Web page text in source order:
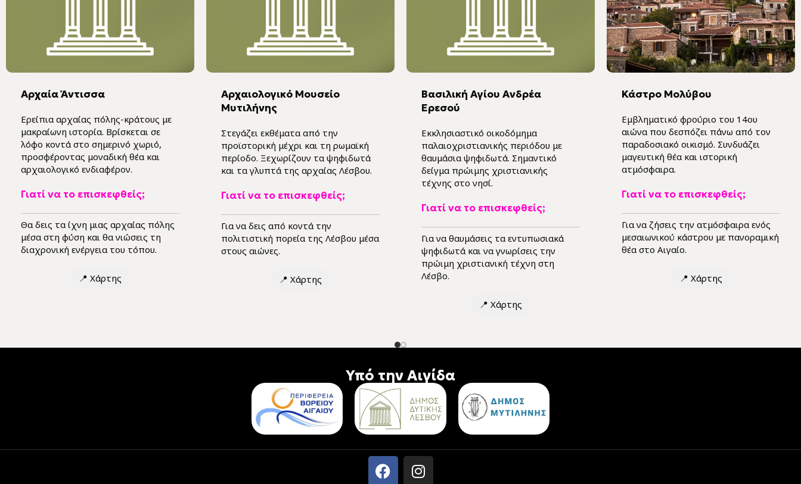
Αρχαία Άντισσα
Ερείπια αρχαίας πόλης-κράτους με
μακραίωνη ιστορία. Βρίσκεται σε
λόφο κοντά στο σημερινό χωριό,
προσφέροντας μοναδική θέα και
αρχαιολογικό ενδιαφέρον.
Γιατί να το επισκεφθείς;
Θα δεις τα ίχνη μιας αρχαίας πόλης
μέσα στη φύση και θα νιώσεις τη
διαχρονική ενέργεια του τόπου.
📍 Χάρτης
Αρχαιολογικό Μουσείο
Μυτιλήνης
Στεγάζει εκθέματα από την
προϊστορική μέχρι και τη ρωμαϊκή
περίοδο. Ξεχωρίζουν τα ψηφιδωτά
και τα γλυπτά της αρχαίας Λέσβου.
Γιατί να το επισκεφθείς;
Για να δεις από κοντά την
πολιτιστική πορεία της Λέσβου μέσα
στους αιώνες.
📍 Χάρτης
Βασιλική Αγίου Ανδρέα
Ερεσού
Εκκλησιαστικό οικοδόμημα
παλαιοχριστιανικής περιόδου με
θαυμάσια ψηφιδωτά. Σημαντικό
δείγμα πρώιμης χριστιανικής
τέχνης στο νησί.
Γιατί να το επισκεφθείς;
Για να θαυμάσεις τα εντυπωσιακά
ψηφιδωτά και να γνωρίσεις την
πρώιμη χριστιανική τέχνη στη
Λέσβο.
📍 Χάρτης
Κάστρο Μολύβου
Εμβληματικό φρούριο του 14ου
αιώνα που δεσπόζει πάνω από τον
παραδοσιακό οικισμό. Συνδυάζει
μαγευτική θέα και ιστορική
ατμόσφαιρα.
Γιατί να το επισκεφθείς;
Για να ζήσεις την ατμόσφαιρα ενός
μεσαιωνικού κάστρου με πανοραμική
θέα στο Αιγαίο.
📍 Χάρτης
Υπό την Αιγίδα